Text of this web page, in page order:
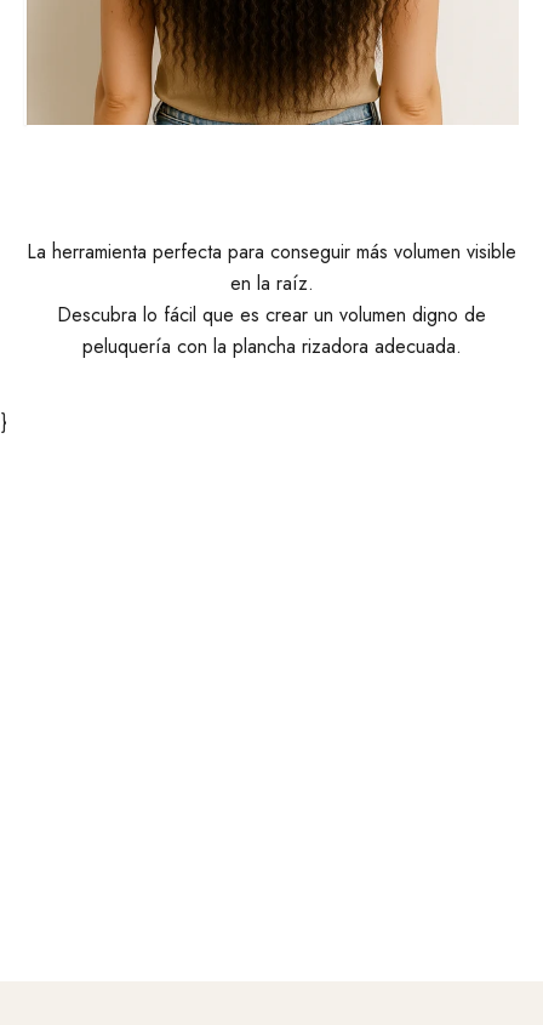
La herramienta perfecta para conseguir más volumen visible
en la raíz.
Descubra lo fácil que es crear un volumen digno de
peluquería con la plancha rizadora adecuada.
}